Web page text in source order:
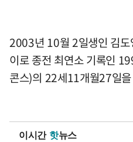
2003년 10월 2일생인 김
이로 종전 최연소 기록인
콘스)의 22세11개월27일
이시간 핫뉴스